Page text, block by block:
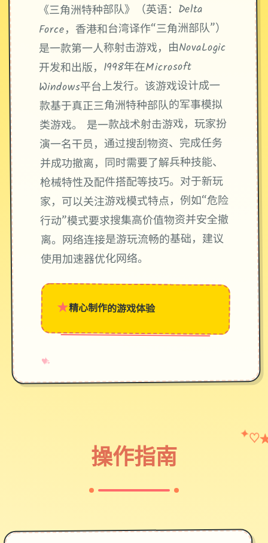
《三角洲特种部队》（英语：Delta
Force，香港和台湾译作“三角洲部队”）
是一款第一人称射击游戏，由NovaLogic
开发和出版，1998年在Microsoft
Windows平台上发行。该游戏设计成一
款基于真正三角洲特种部队的军事模拟
类游戏。 是一款战术射击游戏，玩家扮
演一名干员，通过搜刮物资、完成任务
并成功撤离，同时需要了解兵种技能、
枪械特性及配件搭配等技巧。对于新玩
家，可以关注游戏模式特点，例如“危险
行动”模式要求搜集高价值物资并安全撤
离。网络连接是游玩流畅的基础，建议
使用加速器优化网络。
★精心制作的游戏体验
♥
✧
→
操作指南
✦ ♡